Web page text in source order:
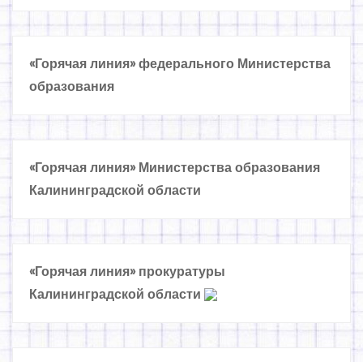
я
м
«Горячая линия» федерального Министерства
образования
«Горячая линия» Министерства образования
Калининградской области
«Горячая линия» прокуратуры
Калининградской области